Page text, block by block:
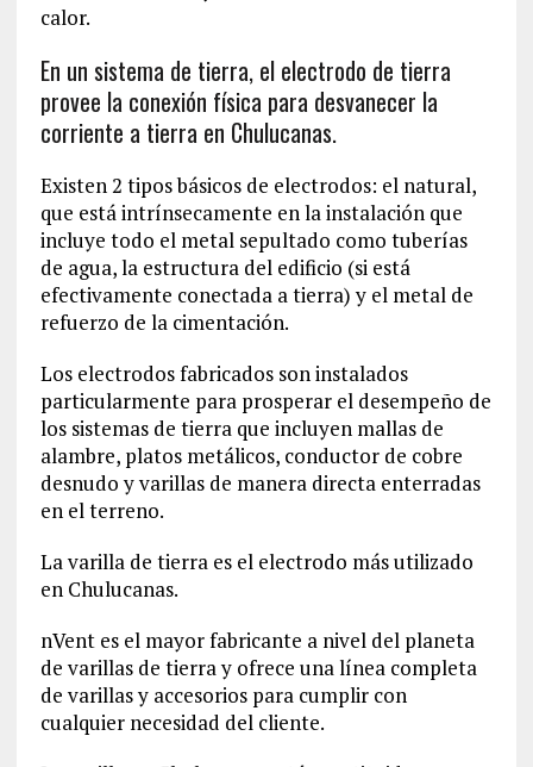
calor.
En un sistema de tierra, el electrodo de tierra
provee la conexión física para desvanecer la
corriente a tierra en Chulucanas.
Existen 2 tipos básicos de electrodos: el natural,
que está intrínsecamente en la instalación que
incluye todo el metal sepultado como tuberías
de agua, la estructura del edificio (si está
efectivamente conectada a tierra) y el metal de
refuerzo de la cimentación.
Los electrodos fabricados son instalados
particularmente para prosperar el desempeño de
los sistemas de tierra que incluyen mallas de
alambre, platos metálicos, conductor de cobre
desnudo y varillas de manera directa enterradas
en el terreno.
La varilla de tierra es el electrodo más utilizado
en Chulucanas.
nVent es el mayor fabricante a nivel del planeta
de varillas de tierra y ofrece una línea completa
de varillas y accesorios para cumplir con
cualquier necesidad del cliente.